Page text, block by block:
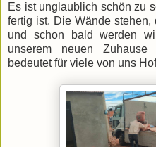
Es ist unglaublich schön zu
fertig ist. Die Wände
und schon bald werden
unserem neuen
bedeutet für viele von uns